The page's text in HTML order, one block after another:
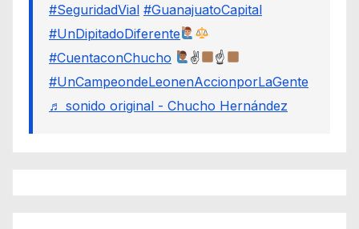
#SeguridadVial #GuanajuatoCapital
#UnDipitadoDiferente
#CuentaconChucho
✌
☝
#UnCampeondeLeonenAccionporLaGente
♬ sonido original - Chucho Hernández